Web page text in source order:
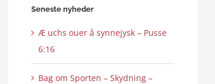
Seneste nyheder
Æ uchs ouer å synnejysk – Pusse
6:16
Bag om Sporten – Skydning –